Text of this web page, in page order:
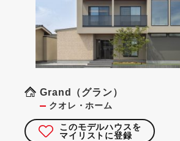
Grand（グラン）
クオレ・ホーム
このモデルハウスを
マイリストに登録